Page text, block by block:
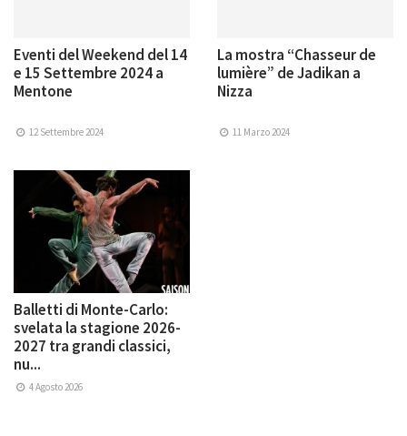
Eventi del Weekend del 14
e 15 Settembre 2024 a
Mentone
12 Settembre 2024
La mostra “Chasseur de
lumière” de Jadikan a
Nizza
11 Marzo 2024
Balletti di Monte-Carlo:
svelata la stagione 2026-
2027 tra grandi classici,
nu...
4 Agosto 2026